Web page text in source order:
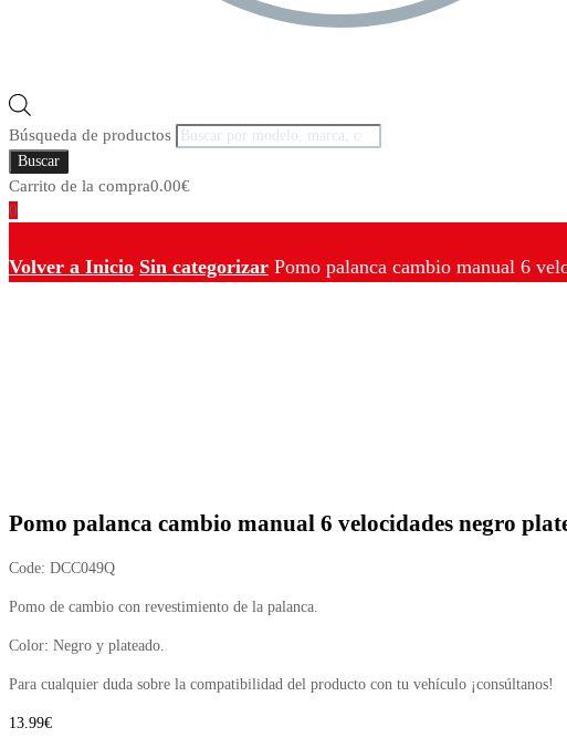
Búsqueda de productos
Buscar
Carrito de la compra0.00€
0
Volver a Inicio Sin categorizar Pomo palanca cambio manual 6
Pomo palanca cambio manual 6 velocidades negro
Code: DCC049Q
Pomo de cambio con revestimiento de la palanca.
Color: Negro y plateado.
Para cualquier duda sobre la compatibilidad del producto con tu vehículo ¡consúltanos!
13.99€